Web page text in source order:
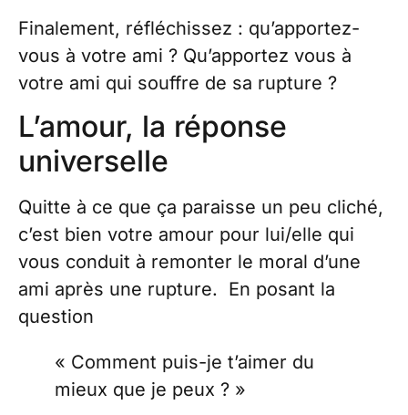
Finalement, réfléchissez : qu’apportez-
vous à votre ami ? Qu’apportez vous à
votre ami qui souffre de sa rupture ?
L’amour, la réponse
universelle
Quitte à ce que ça paraisse un peu cliché,
c’est bien votre amour pour lui/elle qui
vous conduit à remonter le moral d’une
ami après une rupture. En posant la
question
« Comment puis-je t’aimer du
mieux que je peux ? »